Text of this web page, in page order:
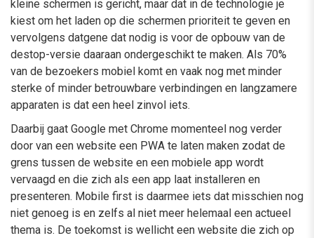
kleine schermen is gericht, maar dat in de technologie je
kiest om het laden op die schermen prioriteit te geven en
vervolgens datgene dat nodig is voor de opbouw van de
destop-versie daaraan ondergeschikt te maken. Als 70%
van de bezoekers mobiel komt en vaak nog met minder
sterke of minder betrouwbare verbindingen en langzamere
apparaten is dat een heel zinvol iets.
Daarbij gaat Google met Chrome momenteel nog verder
door van een website een PWA te laten maken zodat de
grens tussen de website en een mobiele app wordt
vervaagd en die zich als een app laat installeren en
presenteren. Mobile first is daarmee iets dat misschien nog
niet genoeg is en zelfs al niet meer helemaal een actueel
thema is. De toekomst is wellicht een website die zich op